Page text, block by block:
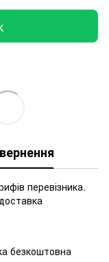
перевізника.
безкоштовна